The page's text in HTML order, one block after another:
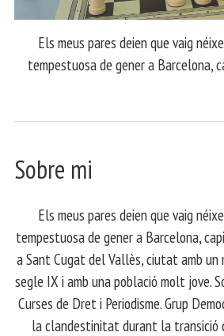
Els meus pares deien que vaig
tempestuosa de gener a Barcelona,
Sobre mi
Els meus pares deien que vaig
tempestuosa de gener a Barcelona,
a Sant Cugat del Vallès, ciutat amb
segle IX i amb una població molt jove.
Curses de Dret i Periodisme. Grup
la clandestinitat durant la transició